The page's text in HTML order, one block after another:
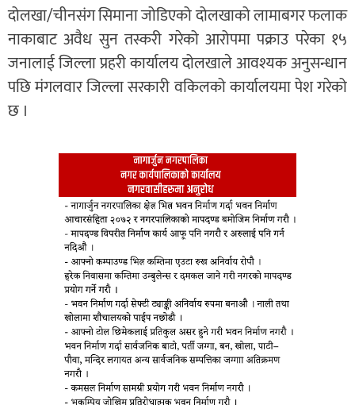
दोलखा/चीनसंग सिमाना जोडिएको दोलखाको लामाबगर फलाक
नाकाबाट अवैध सुन तस्करी गरेको आरोपमा पक्राउ परेका १५
जनालाई जिल्ला प्रहरी कार्यालय दोलखाले आवश्यक अनुसन्धान
पछि मंगलवार जिल्ला सरकारी वकिलको कार्यालयमा पेश गरेको
छ ।